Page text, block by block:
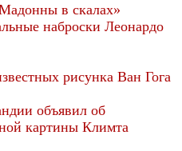
в скалах»
наброски Леонардо
рисунка Ван Гога
объявил об
картины Климта